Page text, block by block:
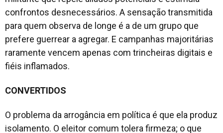
confrontos desnecessários. A sensação transmitida
para quem observa de longe é a de um grupo que
prefere guerrear a agregar. E campanhas majoritárias
raramente vencem apenas com trincheiras digitais e
fiéis inflamados.
CONVERTIDOS
O problema da arrogância em política é que ela produz
isolamento. O eleitor comum tolera firmeza; o que